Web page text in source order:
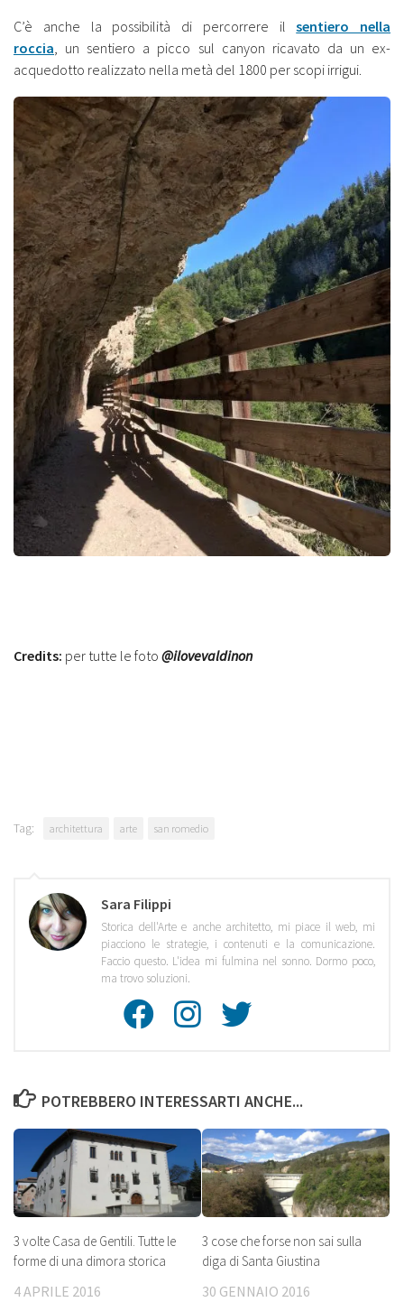
C’è anche la possibilità di percorrere ilsentiero nella
roccia , un sentiero a picco sul canyon ricavato da un ex-
acquedotto realizzato nella metà del 1800 per scopi irrigui.
Credits: per tutte le foto @ilovevaldinon
Tag: architettura arte san romedio
Sara Filippi
Storica dell'Arte e anche architetto, mi piace il web, mi
piacciono le strategie, i contenuti e la comunicazione.
Faccio questo. L'idea mi fulmina nel sonno. Dormo poco,
ma trovo soluzioni.
Facebook
POTREBBERO INTERESSARTI ANCHE...
3 volte Casa de Gentili. Tutte le
forme di una dimora storica
4 APRILE 2016
3 cose che forse non sai sulla
diga di Santa Giustina
30 GENNAIO 2016